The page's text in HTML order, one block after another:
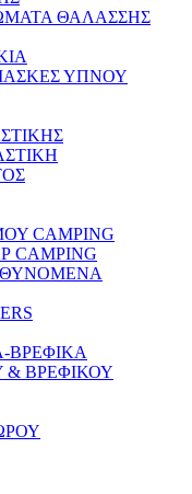
ΘΑΛΑΣΣΗΣ
ΥΠΝΟΥ
CAMPING
CAMPING
ΒΡΕΦΙΚΑ
& ΒΡΕΦΙΚΟΥ